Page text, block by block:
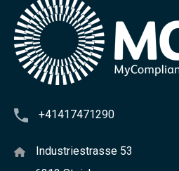
+41417471290
Industriestrasse 53